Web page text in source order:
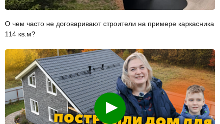
О чем часто не договаривают строители на примере каркасника
114 кв.м?
Смотреть